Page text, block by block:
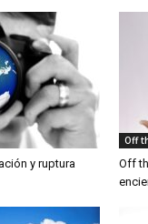
y ruptura
Off
Off